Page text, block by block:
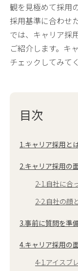
観を見極めて採用
採用基準に合わせ
では、キャリア採
ご紹介します。キ
チェックしてみて
目次
1.キャリア採用と
2.キャリア採用の
2-1.自社に合
2-2.自社の顔
3.事前に質問を準
4.キャリア採用の
4-1.アイスブ